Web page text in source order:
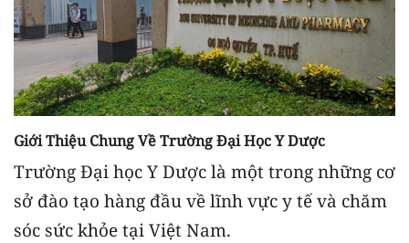
Giới Thiệu Chung Về Trường Đại Học Y Dược
Trường Đại học Y Dược là một trong những cơ
sở đào tạo hàng đầu về lĩnh vực y tế và chăm
sóc sức khỏe tại Việt Nam.